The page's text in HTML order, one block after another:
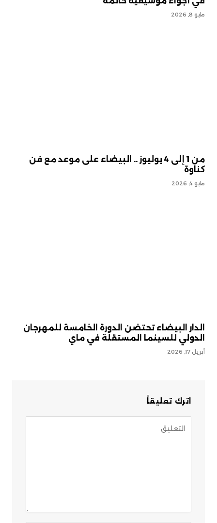
مايو 8, 2026
من 1 إلى 4 يوليوز .. البيضاء على موعد مع فن
كناوة
مايو 4, 2026
الدار البيضاء تحتضن الدورة الخامسة للمهرجان
الدولي للسينما المستقلة في ماي
أبريل 17, 2026
اترك تعليقاً